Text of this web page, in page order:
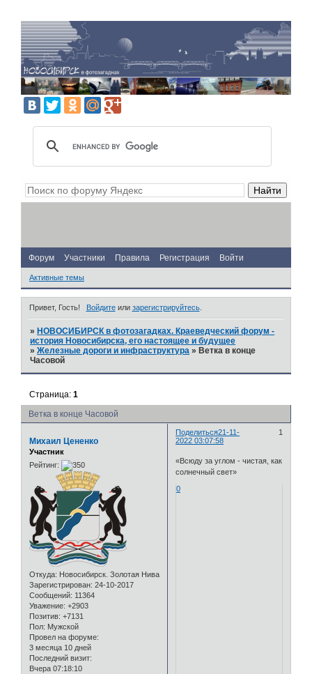
Форум Участники Правила Регистрация Войти
Активные темы
Привет, Гость! Войдитеили зарегистрируйтесь.
» НОВОСИБИРСК в фотозагадках. Краеведческий форум -
история Новосибирска, его настоящее и будущее
»Железные дороги и инфраструктура » Ветка в конце
Часовой
Ветка в конце Часовой
Страница:1
Поделиться 1
21-11-
2022 03:07:58
Михаил Цененко
Участник
Рейтинг:
Откуда: Новосибирск. Золотая Нива
Зарегистрирован: 24-10-2017
Сообщений: 11364
Уважение: +2903
Позитив: +7131
Пол: Мужской
Провел на форуме:
3 месяца 10 дней
Последний визит:
Вчера 07:18:10
«Всюду за углом - чистая, как
солнечный свет»
0